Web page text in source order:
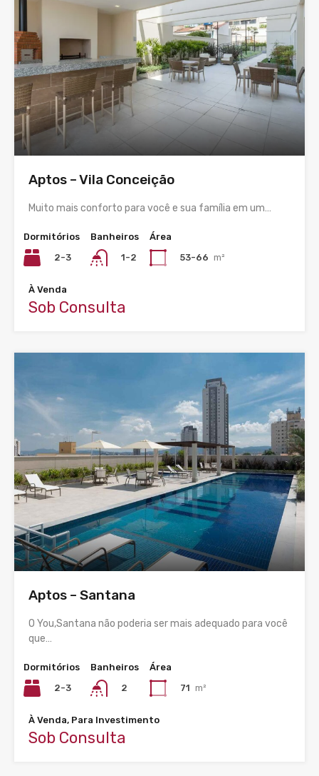
Aptos – Vila Conceição
Muito mais conforto para você e sua família em um…
Dormitórios
2-3
Banheiros
1-2
Área
53-66 m²
À Venda
Sob Consulta
Aptos – Santana
O You,Santana não poderia ser mais adequado para você
que…
Dormitórios
2-3
Banheiros
2
Área
71 m²
À Venda, Para Investimento
Sob Consulta